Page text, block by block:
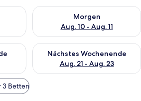
für heute Nacht, Aug. 9 - Aug.
Morgen
Aug. 10 - Aug. 11
Überprüfe die Verfügbarkeit
für dieses Wochenende, Aug. 14
Nächstes Wochenende
Aug. 21 - Aug. 23
Überprüfe die Verfügbarkeit
3 Betten